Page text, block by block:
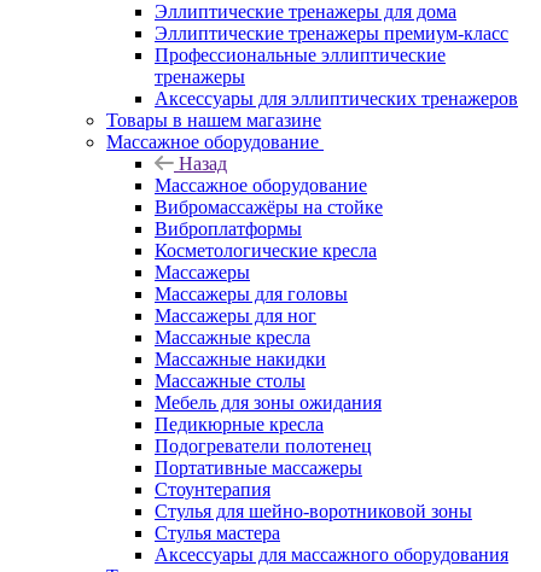
Эллиптические тренажеры для дома
Эллиптические тренажеры премиум-класс
Профессиональные эллиптические
тренажеры
Аксессуары для эллиптических тренажеров
Товары в нашем магазине
Массажное оборудование
Назад
Массажное оборудование
Вибромассажёры на стойке
Виброплатформы
Косметологические кресла
Массажеры
Массажеры для головы
Массажеры для ног
Массажные кресла
Массажные накидки
Массажные столы
Мебель для зоны ожидания
Педикюрные кресла
Подогреватели полотенец
Портативные массажеры
Стоунтерапия
Стулья для шейно-воротниковой зоны
Стулья мастера
Аксессуары для массажного оборудования